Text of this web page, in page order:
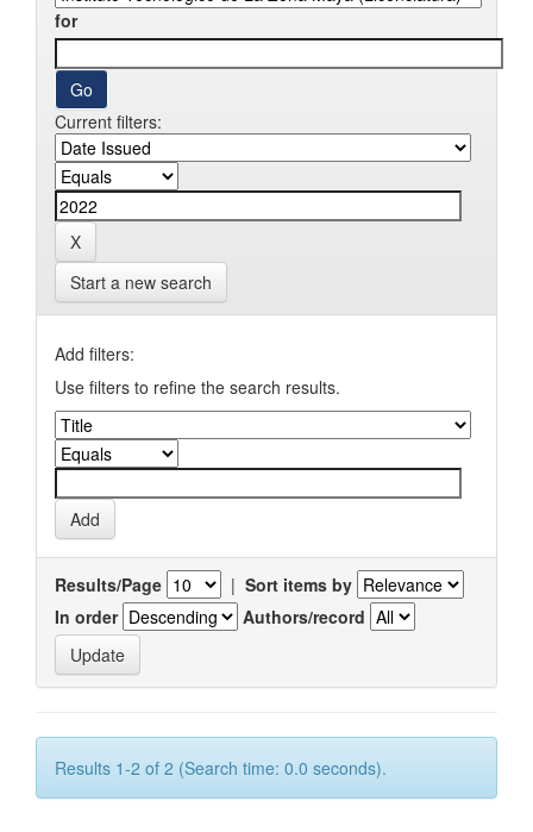
for
Current filters:
Start a new search
Add filters:
Use filters to refine the search results.
Results/Page | Sort items by
In order
Authors/record
Results 1-2 of 2 (Search time: 0.0 seconds).